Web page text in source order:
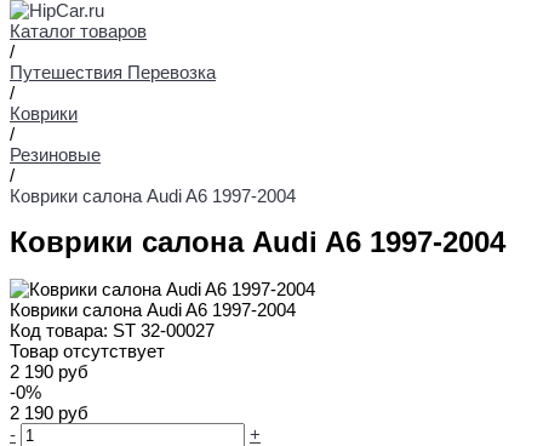
Каталог товаров
/
Путешествия Перевозка
/
Коврики
/
Резиновые
/
Коврики салона Audi A6 1997-2004
Коврики салона Audi A6 1997-2004
Коврики салона Audi A6 1997-2004
Код товара: ST 32-00027
Товар отсутствует
2 190 руб
-0%
2 190 руб
-
+